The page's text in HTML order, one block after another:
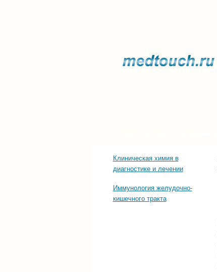
Клиническая химия в
диагностике и лечении
Иммунология желудочно-
кишечного тракта